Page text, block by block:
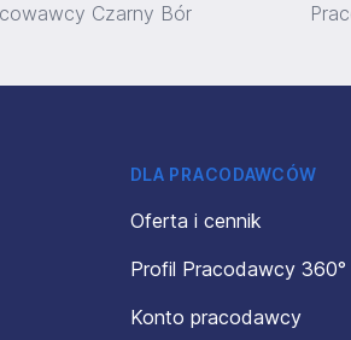
Czarny Bór
DLA PRACODAWCÓW
Oferta i cennik
Profil Pracodawcy 360°
Konto pracodawcy